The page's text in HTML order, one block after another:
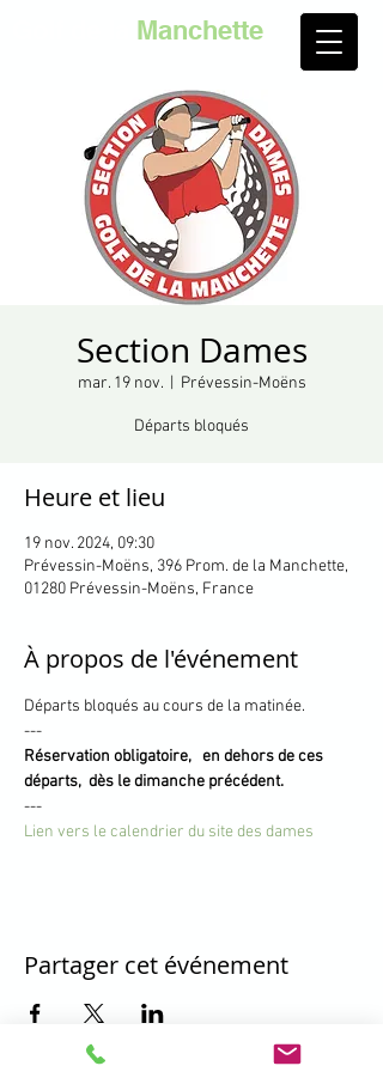
Manchette
Section Dames
mar. 19 nov.
  |
Prévessin-Moëns
Départs bloqués
Heure et lieu
19 nov. 2024, 09:30
Prévessin-Moëns, 396 Prom. de la Manchette,
01280 Prévessin-Moëns, France
À propos de l'événement
Départs bloqués au cours de la matinée.
---
Réservation obligatoire,   en dehors de ces
départs,  dès le dimanche précédent.
---
Lien vers le calendrier du site des dames
Partager cet événement